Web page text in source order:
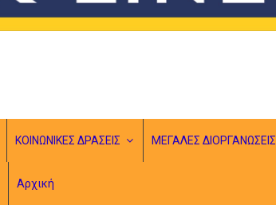
ΚΟΙΝΩΝΙΚΕΣ ΔΡΑΣΕΙΣ ΜΕΓΑΛΕΣ ΔΙΟΡΓΑΝΩΣΕΙΣ
Αρχική